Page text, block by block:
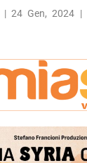
|24 Gen, 2024 |